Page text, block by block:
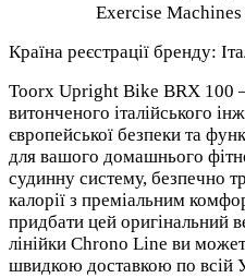
Exercise
Країна реєстрації бренду:
Toorx Upright Bike BRX 100
витонченого італійського
європейської безпеки та
для вашого домашнього
судинну систему, безпечно
калорії з преміальним
придбати цей оригінальний
лінійки Chrono Line ви
швидкою доставкою по всій